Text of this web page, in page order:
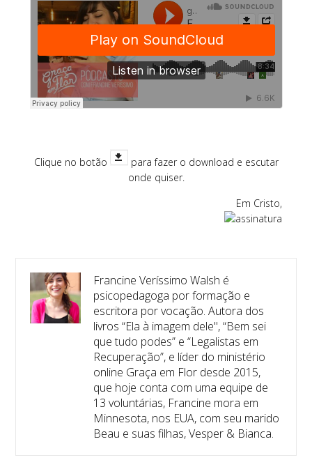
Clique no botão
para fazer o download e escutar
onde quiser.
Em Cristo,
Francine Veríssimo Walsh é
psicopedagoga por formação e
escritora por vocação. Autora dos
livros “Ela à imagem dele", “Bem sei
que tudo podes” e “Legalistas em
Recuperação”, e líder do ministério
online Graça em Flor desde 2015,
que hoje conta com uma equipe de
13 voluntárias, Francine mora em
Minnesota, nos EUA, com seu marido
Beau e suas filhas, Vesper & Bianca.